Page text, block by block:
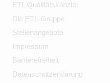
ETL Qualitätskanzlei
Die ETL-Gruppe
Stellenangebote
Impressum
Barrierefreiheit
Datenschutzerklärung